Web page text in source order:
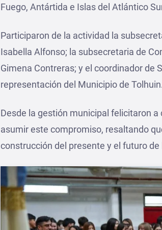
Fuego, Antártida e Islas del Atlántico
Participaron de la actividad la
Isabella Alfonso; la subsecretaria de
Gimena Contreras; y el coordinador de
representación del Municipio de Tolhuin.
Desde la gestión municipal felicitaron
asumir este compromiso, resaltando
construcción del presente y el futuro